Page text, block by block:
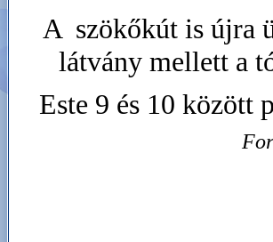
A szökőkút is újra
látvány mellett a
Este 9 és 10 között